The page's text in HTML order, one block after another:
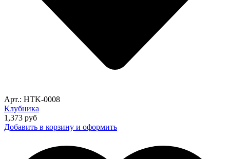
Арт.: HTK-0008
Клубника
1,373 руб
Добавить в корзину и оформить